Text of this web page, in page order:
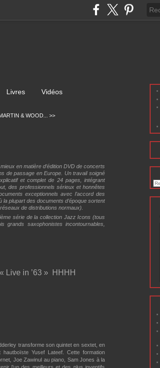
Livres Vidéos
& WOOD... >>
en matière d’édition DVD de concerts
de passage en Europe. Un travail soigné
et complet de 24 pages, intégrant
des professionnels sérieux et honnêtes
exceptionnels avec l’accord des
plupart des documents d’époque sortent
de distributions normaux).
série de la collection Jazz Icons (tous
grands saxophonistes incontournables,
Live in ’63 » HHHH
transforme son quintet en sextet, en
Yusef Lateef. Cette formation
Joe Zawinul au piano, Sam Jones à la
l’un des meilleurs et des plus inventifs